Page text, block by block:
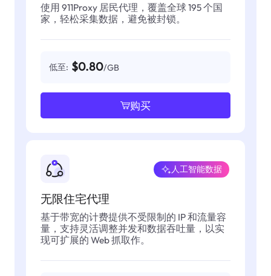
使用 911Proxy 居民代理，覆盖全球 195 个国
家，轻松采集数据，避免被封锁。
低至: $0.80/GB
购买
无限住宅代理
人工智能数据
基于带宽的计费提供不受限制的 IP 和流量容
量，支持灵活调整并发和数据吞吐量，以实
现可扩展的 Web 抓取作。